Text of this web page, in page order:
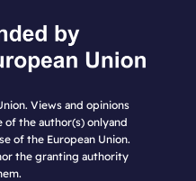
Views and opinions
the author(s) onlyand
of the European Union.
the granting authority